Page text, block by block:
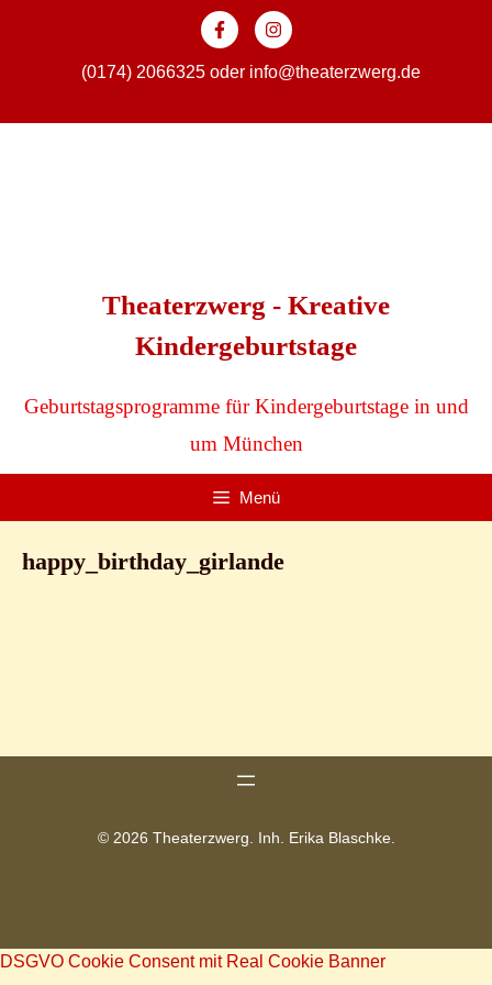
(0174) 2066325 oder info@theaterzwerg.de
Theaterzwerg - Kreative
Kindergeburtstage
Geburtstagsprogramme für Kindergeburtstage in und
um München
Menü
happy_birthday_girlande
© 2026 Theaterzwerg. Inh. Erika Blaschke.
DSGVO Cookie Consent mit Real Cookie Banner